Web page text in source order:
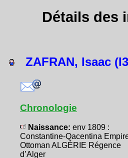
Détails des
ZAFRAN, Isaac
Chronologie
Naissance: env 1809 :
Constantine-Qacentina
Ottoman ALGÉRIE Régence
d’Alger